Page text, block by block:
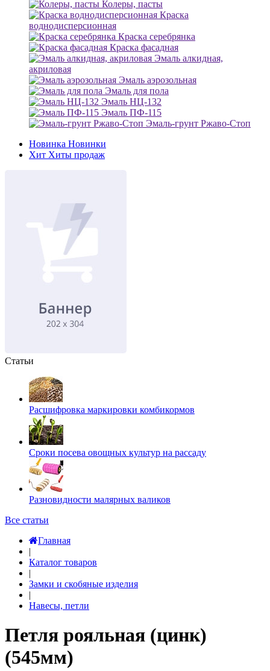
Колеры, пасты
Краска
воднодисперсионная
Краска серебрянка
Краска фасадная
Эмаль алкидная,
акриловая
Эмаль аэрозольная
Эмаль для пола
Эмаль НЦ-132
Эмаль ПФ-115
Эмаль-грунт Ржаво-Стоп
Новинка Новинки
Хит Хиты продаж
Статьи
Расшифровка маркировки комбикормов
Сроки посева овощных культур на рассаду
Разновидности малярных валиков
Все статьи
Главная
|
Каталог товаров
|
Замки и скобяные изделия
|
Навесы, петли
Петля рояльная (цинк)
(545мм)